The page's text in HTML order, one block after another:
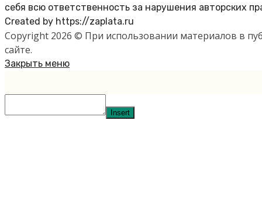
себя всю ответственность за нарушения авторских
Created by https://zaplata.ru
Copyright 2026 © При использовании материалов в
сайте.
Закрыть меню
Insert